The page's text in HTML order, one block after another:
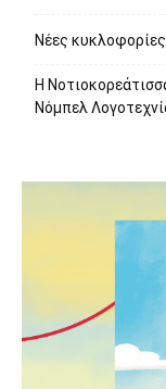
Νέες
Η
Νόμπελ